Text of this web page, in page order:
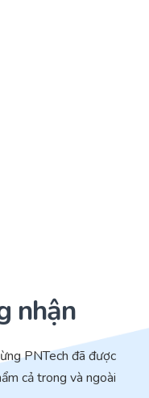
nhận
PNTech đã được
cả trong và ngoài